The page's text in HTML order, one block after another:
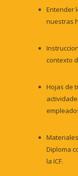
Entender
nuestras
contexto
Hojas de
Diploma
la ICF.